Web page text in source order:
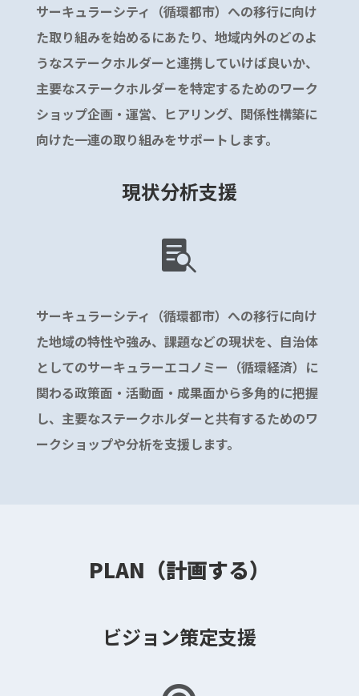
サーキュラーシティ（循環都市）への移行に向け
た取り組みを始めるにあたり、地域内外のどのよ
うなステークホルダーと連携していけば良いか、
主要なステークホルダーを特定するためのワーク
ショップ企画・運営、ヒアリング、関係性構築に
向けた一連の取り組みをサポートします。
現状分析支援

サーキュラーシティ（循環都市）への移行に向け
た地域の特性や強み、課題などの現状を、自治体
としてのサーキュラーエコノミー（循環経済）に
関わる政策面・活動面・成果面から多角的に把握
し、主要なステークホルダーと共有するためのワ
ークショップや分析を支援します。
PLAN（計画する）
ビジョン策定支援